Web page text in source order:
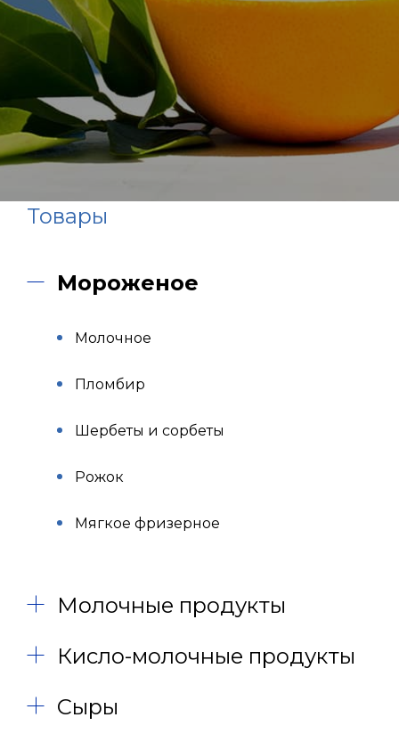
Товары
Мороженое
Молочное
Пломбир
Шербеты и сорбеты
Рожок
Мягкое фризерное
Молочные продукты
Кисло-молочные продукты
Сыры